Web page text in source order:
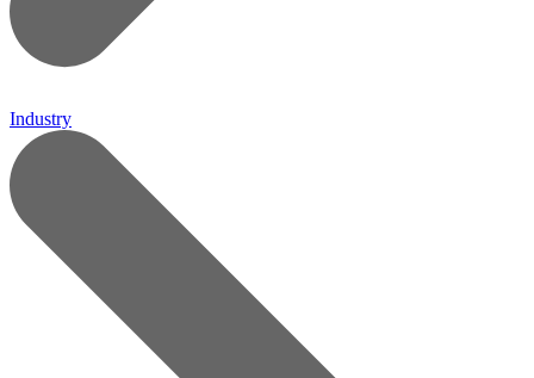
Industry